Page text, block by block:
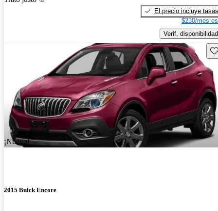
El precio incluye tasas
$230/mes
Verif. disponibilidad
¡Nuevo!
2015 Buick Encore